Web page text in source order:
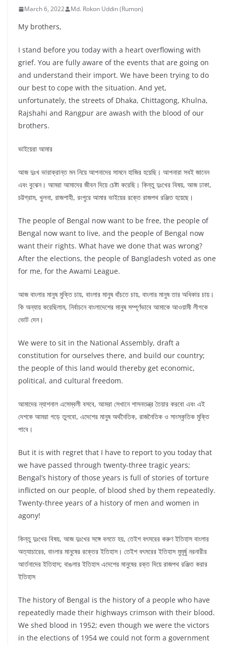
March 6, 2022 Md. Rokon Uddin (Rumon)
My brothers,
I stand before you today with a heart overflowing with
grief. You are fully aware of the events that are going on
and understand their import. We have been trying to do
our best to cope with the situation. And yet,
unfortunately, the streets of Dhaka, Chittagong, Khulna,
Rajshahi and Rangpur are awash with the blood of our
brothers.
ভাইয়েরা আমার
আজ দুঃখ ভারাক্রান্ত মন নিয়ে আপনাদের সামনে হাজির হয়েছি। আপনারা সবই জানেন
এবং বুঝেন। আমরা আমাদের জীবন দিয়ে চেষ্টা করেছি। কিন্তু দুঃখের বিষয়, আজ ঢাকা,
চট্টগ্রাম, খুলনা, রাজশাহী, রংপুরে আমার ভাইয়ের রক্তে রাজপথ রঞ্জিত হয়েছে।
The people of Bengal now want to be free, the people of
Bengal now want to live, and the people of Bengal now
want their rights. What have we done that was wrong?
After the elections, the people of Bangladesh voted as one
for me, for the Awami League.
আজ বাংলার মানুষ মুক্তি চায়, বাংলার মানুষ বাঁচতে চায়, বাংলার মানুষ তার অধিকার চায়।
কি অন্যায় করেছিলাম, নির্বাচনে বাংলাদেশের মানুষ সম্পূর্ণভাবে আমাকে আওয়ামী লীগকে
ভোট দেন।
We were to sit in the National Assembly, draft a
constitution for ourselves there, and build our country;
the people of this land would thereby get economic,
political, and cultural freedom.
আমাদের ন্যাশনাল এসেম্বলী বসবে, আমরা সেখানে শাসনতন্ত্র তৈয়ার করবো এবং এই
দেশকে আমরা গড়ে তুলবো, এদেশের মানুষ অর্থনৈতিক, রাজনৈতিক ও সাংস্কৃতিক মুক্তি
পাবে।
But it is with regret that I have to report to you today that
we have passed through twenty-three tragic years;
Bengal’s history of those years is full of stories of torture
inflicted on our people, of blood shed by them repeatedly.
Twenty-three years of a history of men and women in
agony!
কিন্তু দুঃখের বিষয়, আজ দুঃখের সঙ্গে বলতে হয়, তেইশ বৎসরের করুণ ইতিহাস বাংলার
অত্যাচারের, বাংলার মানুষের রক্তের ইতিহাস। তেইশ বৎসরের ইতিহাস মুমূর্ষু নরনারীর
আর্তনাদের ইতিহাস; বাঙলার ইতিহাস এদেশের মানুষের রক্ত দিয়ে রাজপথ রঞ্জিত করার
ইতিহাস
The history of Bengal is the history of a people who have
repeatedly made their highways crimson with their blood.
We shed blood in 1952; even though we were the victors
in the elections of 1954 we could not form a government